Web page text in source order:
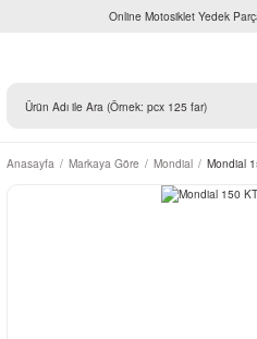
Online Motosiklet Yedek
Anasayfa Markaya Göre Mondial Mondial